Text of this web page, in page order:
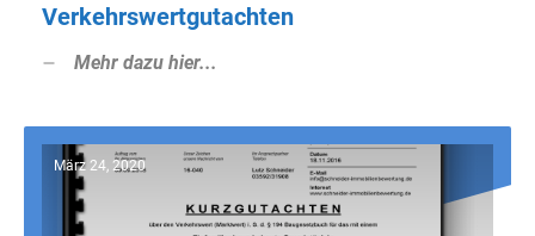
Verkehrswertgutachten
Mehr dazu hier...
März 24, 2020